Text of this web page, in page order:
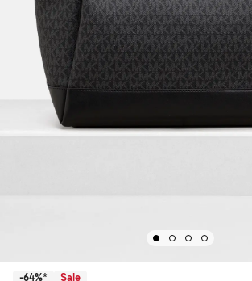
-64%* Sale